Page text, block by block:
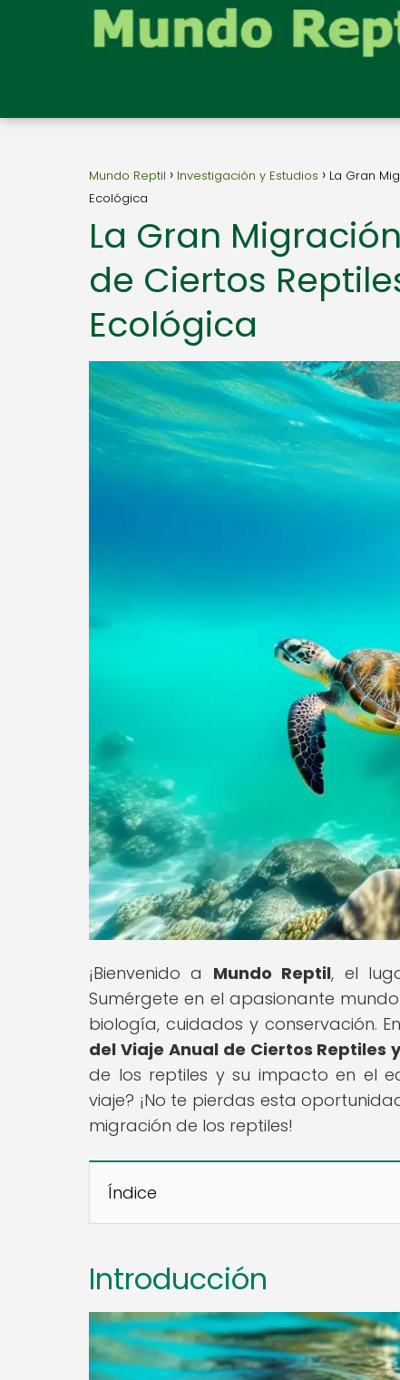
Mundo Reptil Investigación y Estudios
La Gran
Ecológica
La Gran
de Ciertos
Ecológica
¡Bienvenido a Mundo Reptil, el
Sumérgete en el apasionante
biología, cuidados y conservación.
del Viaje Anual de Ciertos Reptiles
de los reptiles y su impacto en el
viaje? ¡No te pierdas esta
migración de los reptiles!
Índice
Introducción